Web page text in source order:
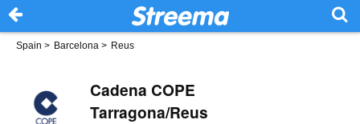
Spain > Barcelona > Reus
Cadena COPE
Tarragona/Reus